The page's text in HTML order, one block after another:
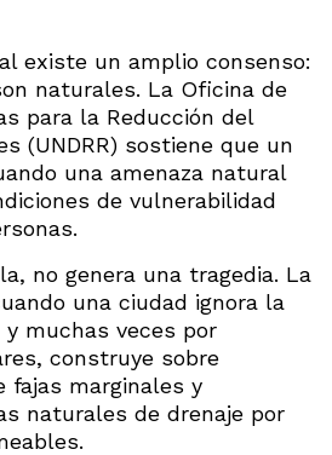
existe un amplio consenso:
naturales. La Oficina de
para la Reducción del
(UNDRR) sostiene que un
una amenaza natural
de vulnerabilidad
no genera una tragedia. La
una ciudad ignora la
muchas veces por
construye sobre
fajas marginales y
naturales de drenaje por